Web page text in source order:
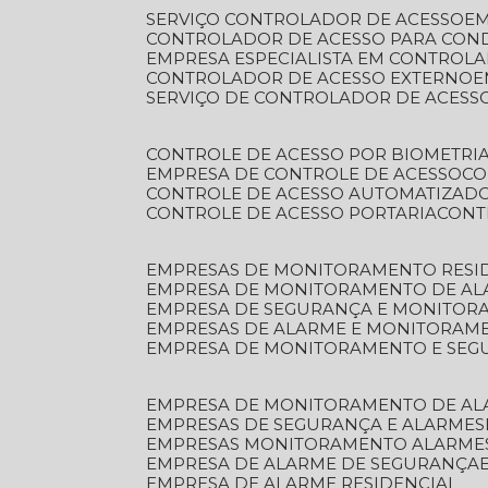
SERVIÇO CONTROLADOR DE ACESSO
CONTROLADOR DE ACESSO PARA
EMPRESA ESPECIALISTA EM
CONTROLADOR DE ACESSO EXTERNO
SERVIÇO DE CONTROLADOR DE
CONTROLE DE ACESSO POR
EMPRESA DE CONTROLE DE ACESSO
CONTROLE DE ACESSO
CONTROLE DE ACESSO PORTARIA
EMPRESAS DE MONITORAMENTO
EMPRESA DE MONITORAMENTO DE
EMPRESA DE SEGURANÇA E
EMPRESAS DE ALARME E
EMPRESA DE MONITORAMENTO E
EMPRESA DE MONITORAMENTO DE
EMPRESAS DE SEGURANÇA E ALARMES
EMPRESAS MONITORAMENTO
EMPRESA DE ALARME DE SEGURANÇA
EMPRESA DE ALARME RESIDENCIAL